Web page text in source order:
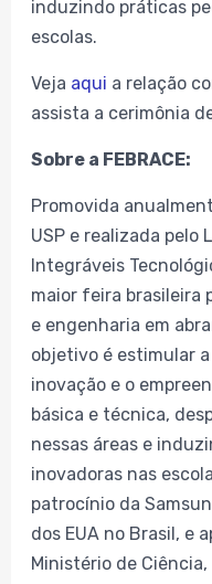
induzindo práticas
escolas.
Veja aqui a relação
assista a cerimônia
Sobre a FEBRACE:
Promovida
USP e realizada pelo
Integráveis
maior feira brasileira
e engenharia em
objetivo é estimular
inovação e o
básica e técnica,
nessas áreas e
inovadoras nas
patrocínio da
dos EUA no Brasil, e
Ministério de